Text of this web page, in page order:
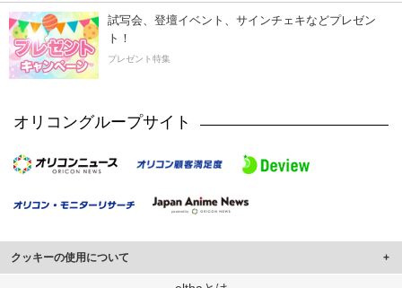
試写会、登壇イベント、サインチェキなどプレゼン
ト！
プレゼント特集
オリコングループサイト
クッキーの使用について